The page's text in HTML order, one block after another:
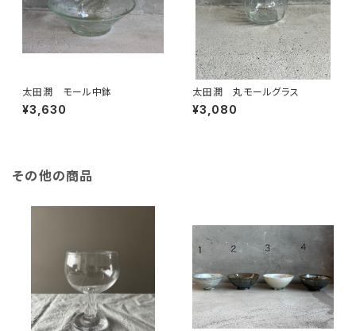
太田潤 モール中鉢
¥3,630
太田潤 丸モールグラス
¥3,080
その他の商品